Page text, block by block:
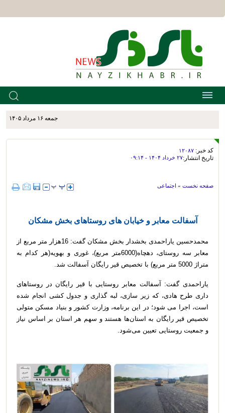
جمعه ۱۶ مرداد ۱۴۰۵
کد خبر: ۱۲۰۸۷
تاریخ انتشار:۲۷ خرداد ۱۴۰۴ - ۰۹:۱۴
صفحه نخست » اجتماعی
آسفالت معابر و خیابان های روستاهای بخش مشکان
محمدحسین یاراحمدی بخشدار بخش مشکان گفت: 16هزار متر مربع از
معابر سه روستای، دهچاه(6000متر مربع)، غوری و بهویه(هر کدام به
متراژ 5000 متر مربع) با تخصیص قیر رایگان آسفالت شد.
یاراحمدی گفت: آسفالت معابر روستایی با قیر رایگان در روستاهای
داری طرح هادی، که زیر سازی، لبه گذاری و جدول کشی انجام شده
است، اجرا می شود؛ در این برنامه، وزارت کشور و بنیاد مسکن متولی
تخصیص قیر رایگان به استان‌ها هستند و سهم هر استان بر اساس نیاز
و جمعیت روستایی تعیین می‌شود.